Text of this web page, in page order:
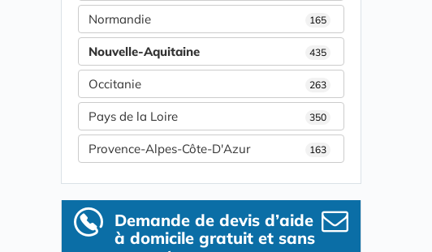
Normandie 165
Nouvelle-Aquitaine 435
Occitanie 263
Pays de la Loire 350
Provence-Alpes-Côte-D'Azur 163
Demande de devis d’aide
à domicile gratuit et sans